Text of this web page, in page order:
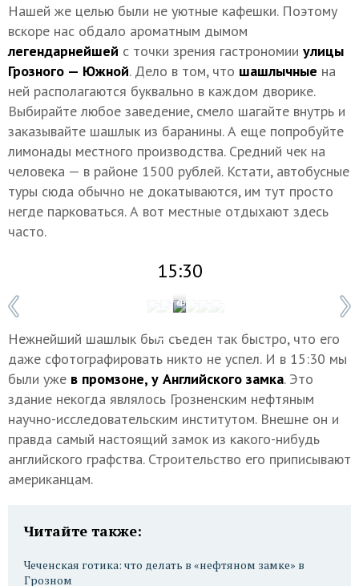
Нашей же целью были не уютные кафешки. Поэтому
вскоре нас обдало ароматным дымом
легендарнейшей с точки зрения гастрономии улицы
Грозного — Южной. Дело в том, что шашлычные на
ней располагаются буквально в каждом дворике.
Выбирайте любое заведение, смело шагайте внутрь и
заказывайте шашлык из баранины. А еще попробуйте
лимонады местного производства. Средний чек на
человека — в районе 1500 рублей. Кстати, автобусные
туры сюда обычно не докатываются, им тут просто
негде парковаться. А вот местные отдыхают здесь
часто.
15:30
Фото: Дарья Шомахова/ТАСС
1 / 6
Нежнейший шашлык был съеден так быстро, что его
даже сфотографировать никто не успел. И в 15:30 мы
были уже в промзоне, у Английского замка. Это
здание некогда являлось Грозненским нефтяным
научно-исследовательским институтом. Внешне он и
правда самый настоящий замок из какого-нибудь
английского графства. Строительство его приписывают
американцам.
Читайте также:
Чеченская готика: что делать в «нефтяном замке» в
Грозном